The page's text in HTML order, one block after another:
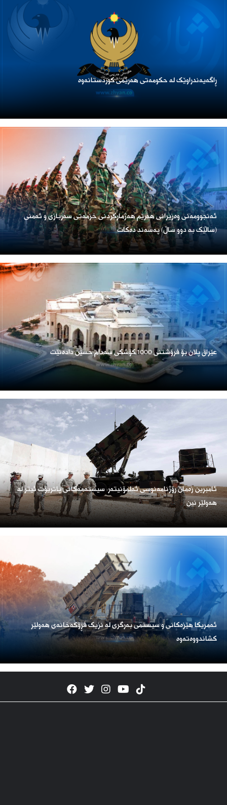
ڕاگەیەندراوێک لە حکومەتی هەرێمی کوردستانەوە
ئەنجوومەنی وەزیرانی هەرێم هەژمارکردنی خزمەتی سەربازی و ئەمنی
(ساڵێک بە دوو ساڵ) پەسەند دەکات
عێراق پلان بۆ فرۆشتنی 1000 کۆشکی سەدام حسێن دادەنێت
ئامبرین زەمان رۆژنامەنوسی ئەلمۆنیتەر: سیستەمەکانی پاتریۆت ئیتر لە
هەولێر نین
ئەمریكا هێزەكانی و سیستمی بەرگری لە نزیک فڕۆكەخانەی هەولێر
كشاندووەتەوە